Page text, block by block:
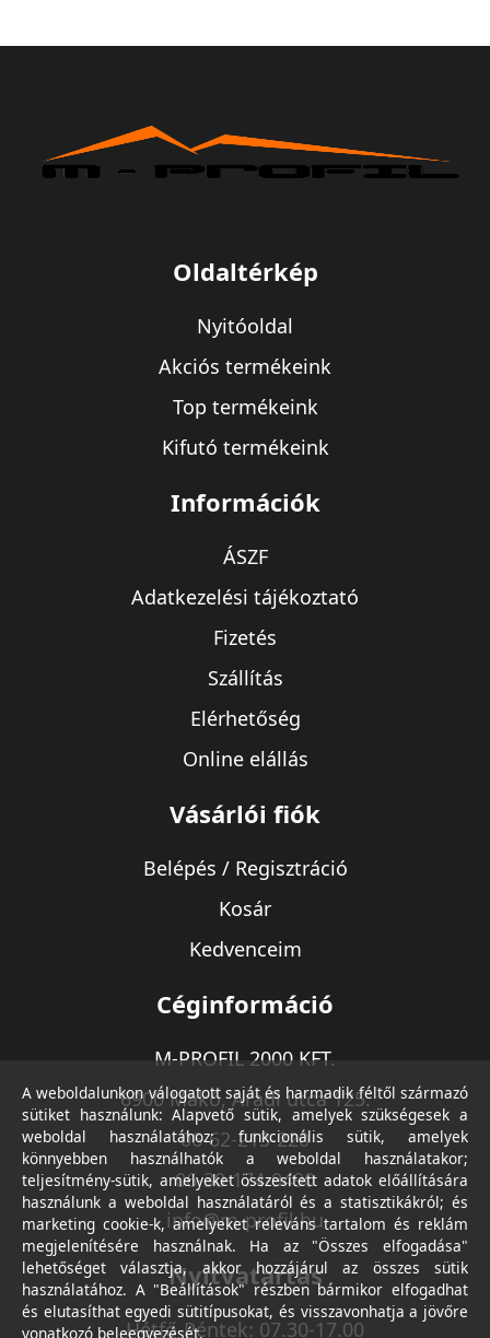
Oldaltérkép
Nyitóoldal
Akciós termékeink
Top termékeink
Kifutó termékeink
Információk
ÁSZF
Adatkezelési tájékoztató
Fizetés
Szállítás
Elérhetőség
Online elállás
Vásárlói fiók
Belépés / Regisztráció
Kosár
Kedvenceim
Céginformáció
M-PROFIL 2000 KFT.
6900 Makó, Aradi utca 125.
06-62-213-220
06-30-174-9490
info@m-profil.hu
Nyitvatartás
Hétfő-Péntek: 07.30-17.00
A weboldalunkon válogatott saját és harmadik féltől származó
sütiket használunk: Alapvető sütik, amelyek szükségesek a
weboldal használatához; funkcionális sütik, amelyek
könnyebben használhatók a weboldal használatakor;
teljesítmény-sütik, amelyeket összesített adatok előállítására
használunk a weboldal használatáról és a statisztikákról; és
marketing cookie-k, amelyeket releváns tartalom és reklám
megjelenítésére használnak. Ha az "Összes elfogadása"
lehetőséget választja, akkor hozzájárul az összes sütik
használatához. A "Beállítások" részben bármikor elfogadhat
és elutasíthat egyedi sütitípusokat, és visszavonhatja a jövőre
vonatkozó beleegyezését.